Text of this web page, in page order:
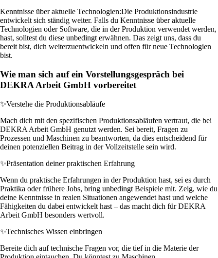
Kenntnisse über aktuelle Technologien:Die Produktionsindustrie
entwickelt sich ständig weiter. Falls du Kenntnisse über aktuelle
Technologien oder Software, die in der Produktion verwendet werden,
hast, solltest du diese unbedingt erwähnen. Das zeigt uns, dass du
bereit bist, dich weiterzuentwickeln und offen für neue Technologien
bist.
Wie man sich auf ein Vorstellungsgespräch bei
DEKRA Arbeit GmbH vorbereitet
✨Verstehe die Produktionsabläufe
Mach dich mit den spezifischen Produktionsabläufen vertraut, die bei
DEKRA Arbeit GmbH genutzt werden. Sei bereit, Fragen zu
Prozessen und Maschinen zu beantworten, da dies entscheidend für
deinen potenziellen Beitrag in der Vollzeitstelle sein wird.
✨Präsentation deiner praktischen Erfahrung
Wenn du praktische Erfahrungen in der Produktion hast, sei es durch
Praktika oder frühere Jobs, bring unbedingt Beispiele mit. Zeig, wie du
deine Kenntnisse in realen Situationen angewendet hast und welche
Fähigkeiten du dabei entwickelt hast – das macht dich für DEKRA
Arbeit GmbH besonders wertvoll.
✨Technisches Wissen einbringen
Bereite dich auf technische Fragen vor, die tief in die Materie der